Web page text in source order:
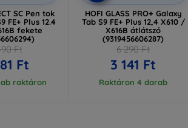
SC Pen tok
FE+ Plus 12.4
fekete
Ft
Ft
raktáron
HOFI GLASS PRO+ Galaxy
Tab S9 FE+ Plus 12,4 X610 /
X616B átlátszó
(9319456606287)
6 290 Ft
3 141 Ft
Raktáron 4 darab